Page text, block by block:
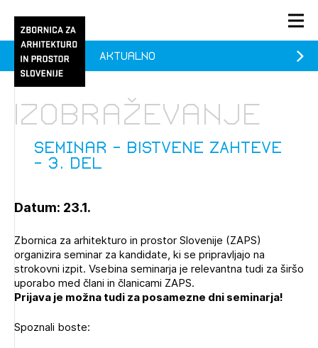
PRIJAVA
Članstvo
Praksa
1/1
Pozdravljeni
Seminar - BISTVENE ZAHTEVE
– 3. DEL
Izobraževanje
Aktualno
Datum: 23.1.
Zbornica za arhitekturo in prostor Slovenije (ZAPS)
organizira seminar za kandidate, ki se pripravljajo na
strokovni izpit. Vsebina seminarja je relevantna tudi za širšo
uporabo med člani in članicami ZAPS.
Prijava je možna tudi za posamezne dni seminarja!
Spoznali boste:
1/1
prijava
(prostih mest - 0)
1/2
Prijava na novičnik
Novičnike. Označite svojo izbiro.
Mesečni novičnik
Novičnik izobraževanj
Novičnik natečajev